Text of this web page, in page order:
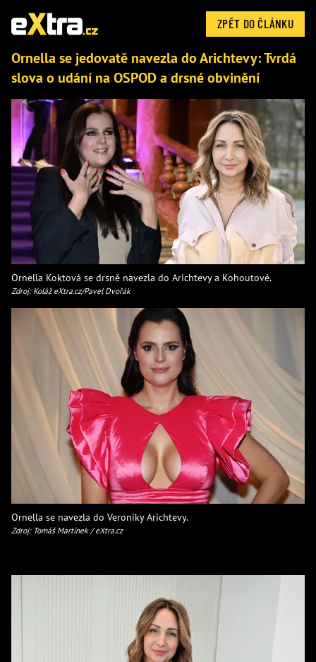
ZPĚT DO ČLÁNKU
Ornella se jedovatě navezla do Arichtevy: Tvrdá
slova o udání na OSPOD a drsné obvinění
Ornella Koktová se drsně navezla do Arichtevy a Kohoutové.
Zdroj: Koláž eXtra.cz/Pavel Dvořák
Ornella se navezla do Veroniky Arichtevy.
Zdroj: Tomáš Martínek / eXtra.cz